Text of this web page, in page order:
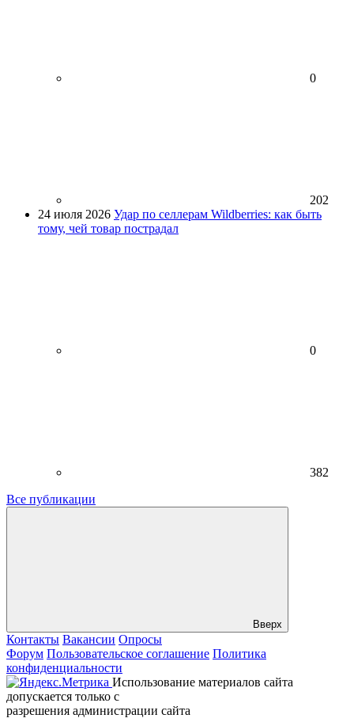
0
202
24 июля 2026 Удар по селлерам Wildberries: как быть
тому, чей товар пострадал
0
382
Все публикации
Вверх
Контакты Вакансии Опросы
Форум Пользовательское соглашение Политика
конфиденциальности
Использование материалов сайта
допускается только с
разрешения администрации сайта